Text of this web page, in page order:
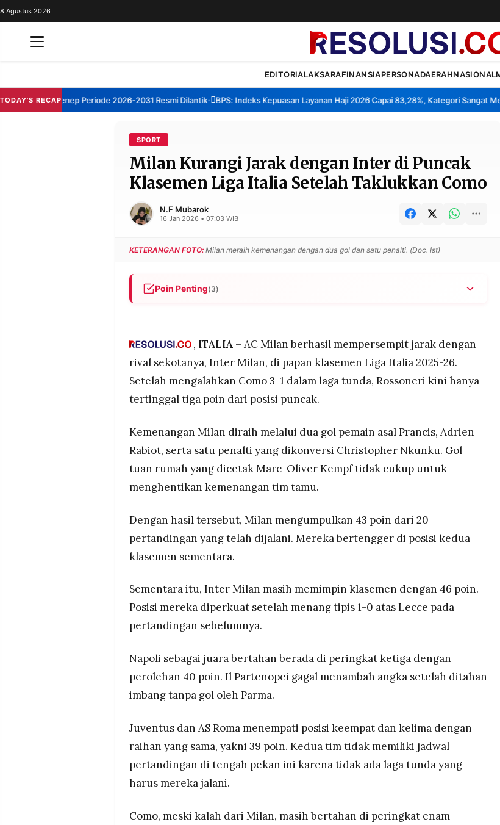
REDAKSI
8 Agustus 2026
EDITORIALAKSARAFINANSIAPERSONADAERAHNASIONAL
TODAY'S RECAP
TBM Sumenep Periode 2026-2031 Resmi Dilantik• BPS: Indeks Kepuasan Layanan Haji 2026 Capai 83,28%, Kategori Sangat
SPORT
Milan Kurangi Jarak dengan Inter di Puncak
Klasemen Liga Italia Setelah Taklukkan Como
N.F Mubarok
16 Jan 2026 • 07:03 WIB
KETERANGAN FOTO: Milan meraih kemenangan dengan dua gol dan satu penalti. (Doc. Ist)
Poin Penting(3)
Inter masih kukuh di puncak: Nerazzurri mengoleksi 46 poin setelah
posisi 4-5, sedangkan Como (34 poin) unggul tipis dari Atalanta (31 poin).
, ITALIA– AC Milan berhasil mempersempit jarak dengan
rival sekotanya, Inter Milan, di papan klasemen Liga Italia 2025-26.
Setelah mengalahkan Como 3-1 dalam laga tunda, Rossoneri kini hanya
tertinggal tiga poin dari posisi puncak.
Kemenangan Milan diraih melalui dua gol pemain asal Prancis, Adrien
Rabiot, serta satu penalti yang dikonversi Christopher Nkunku. Gol
tuan rumah yang dicetak Marc-Oliver Kempf tidak cukup untuk
menghentikan kemenangan tim tamu.
Dengan hasil tersebut, Milan mengumpulkan 43 poin dari 20
pertandingan yang telah dijalani. Mereka bertengger di posisi kedua
klasemen sementara.
Sementara itu, Inter Milan masih memimpin klasemen dengan 46 poin.
Posisi mereka diperkuat setelah menang tipis 1-0 atas Lecce pada
pertandingan sebelumnya.
Napoli sebagai juara bertahan berada di peringkat ketiga dengan
perolehan 40 poin. Il Partenopei gagal menambah angka setelah ditahan
imbang tanpa gol oleh Parma.
Juventus dan AS Roma menempati posisi keempat dan kelima dengan
raihan yang sama, yakni 39 poin. Kedua tim tidak memiliki jadwal
pertandingan di tengah pekan ini karena tidak ada laga tunda yang
harus mereka jalani.
Como, meski kalah dari Milan, masih bertahan di peringkat enam